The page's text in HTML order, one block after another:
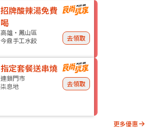
招牌酸辣湯免費
喝
高雄・鳳山區
今鼎手工水餃
去領取
指定套餐送串燒
連鎖門市
柒息地
去領取
更多優惠